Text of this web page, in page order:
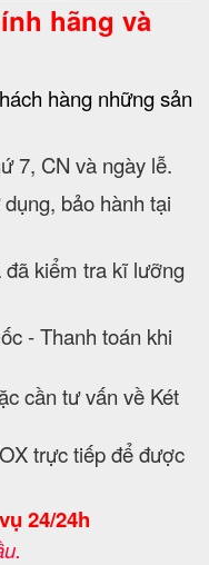
hãng và
hàng những sản
7, CN và ngày lễ.
bảo hành tại
kiểm tra kĩ lưỡng
- Thanh toán khi
cần tư vấn về Két
trực tiếp để được
24/24h